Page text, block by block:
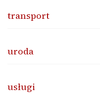
transport
uroda
usługi